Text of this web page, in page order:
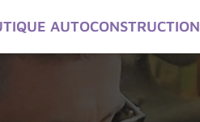
AUTOCONSTRUCTION